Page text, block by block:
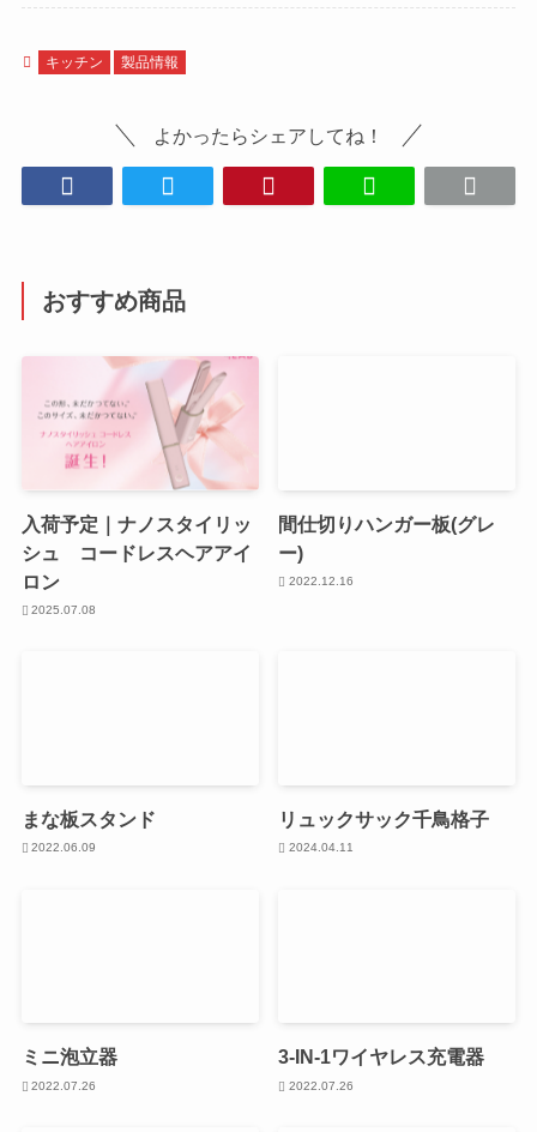
キッチン 製品情報
よかったらシェアしてね！
おすすめ商品
入荷予定｜ナノスタイリッ
シュ コードレスヘアアイ
ロン
2025.07.08
間仕切りハンガー板(グレ
ー)
2022.12.16
まな板スタンド
2022.06.09
リュックサック千鳥格子
2024.04.11
ミニ泡立器
2022.07.26
3-IN-1ワイヤレス充電器
2022.07.26